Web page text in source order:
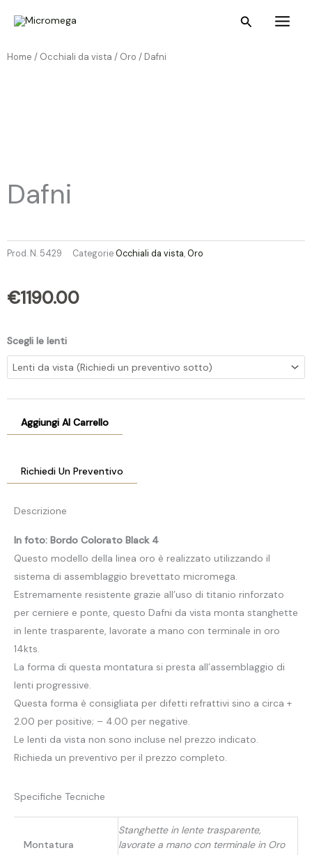
Cerca
Main
Home / Occhiali da vista / Oro / Dafni
Dafni
Prod. N. 5429 Categorie Occhiali da vista, Oro
€1190.00
Scegli le lenti
Aggiungi Al Carrello
Richiedi Un Preventivo
Descrizione
In foto: Bordo Colorato Black 4
Questo modello della linea oro è realizzato utilizzando il
sistema di assemblaggio brevettato micromega.
Estremamente resistente grazie all’uso di titanio rinforzato
per cerniere e ponte, questo Dafni da vista monta stanghette
in lente trasparente, lavorate a mano con terminale in oro
14kts.
La forma di questa montatura si presta all’assemblaggio di
lenti progressive.
Questa forma è consigliata per difetti refrattivi sino a circa +
2.00 per positive; – 4.00 per negative.
Le lenti da vista non sono incluse nel prezzo indicato.
Richieda un preventivo per il prezzo completo.
Specifiche Tecniche
Montatura
Stanghette in lente trasparente,
lavorate a mano con terminale in Oro